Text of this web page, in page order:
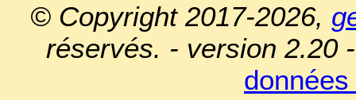
© Copyright 2017-2026,
réservés. - version 2.20